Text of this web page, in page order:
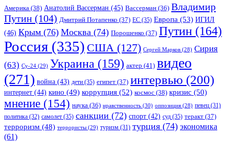
Америка (38) Анатолий Вассерман (45) Вассерман (36) Владимир
Путин (104) Дмитрий Потапенко (37) ЕС (35) Европа (53) ИГИЛ
(46) Крым (76) Москва (74) Порошенко (37) Путин (164)
Россия (335) США (127) Сергей Марков (28) Сирия
(63) Су-24 (29) Украина (159) актер (41) видео
(271) война (43) дети (35) египет (37) интервью (200)
интернет (44) кино (49) коррупция (52) космос (38) кризис (50)
мнение (154) наука (36) нравственность (30) оппозиция (28) певец (31)
политика (32) самолет (35) санкции (72) спорт (42) суд (35) теракт (37)
терроризм (48) террористы (29) туризм (31) турция (74) экономика
(61)